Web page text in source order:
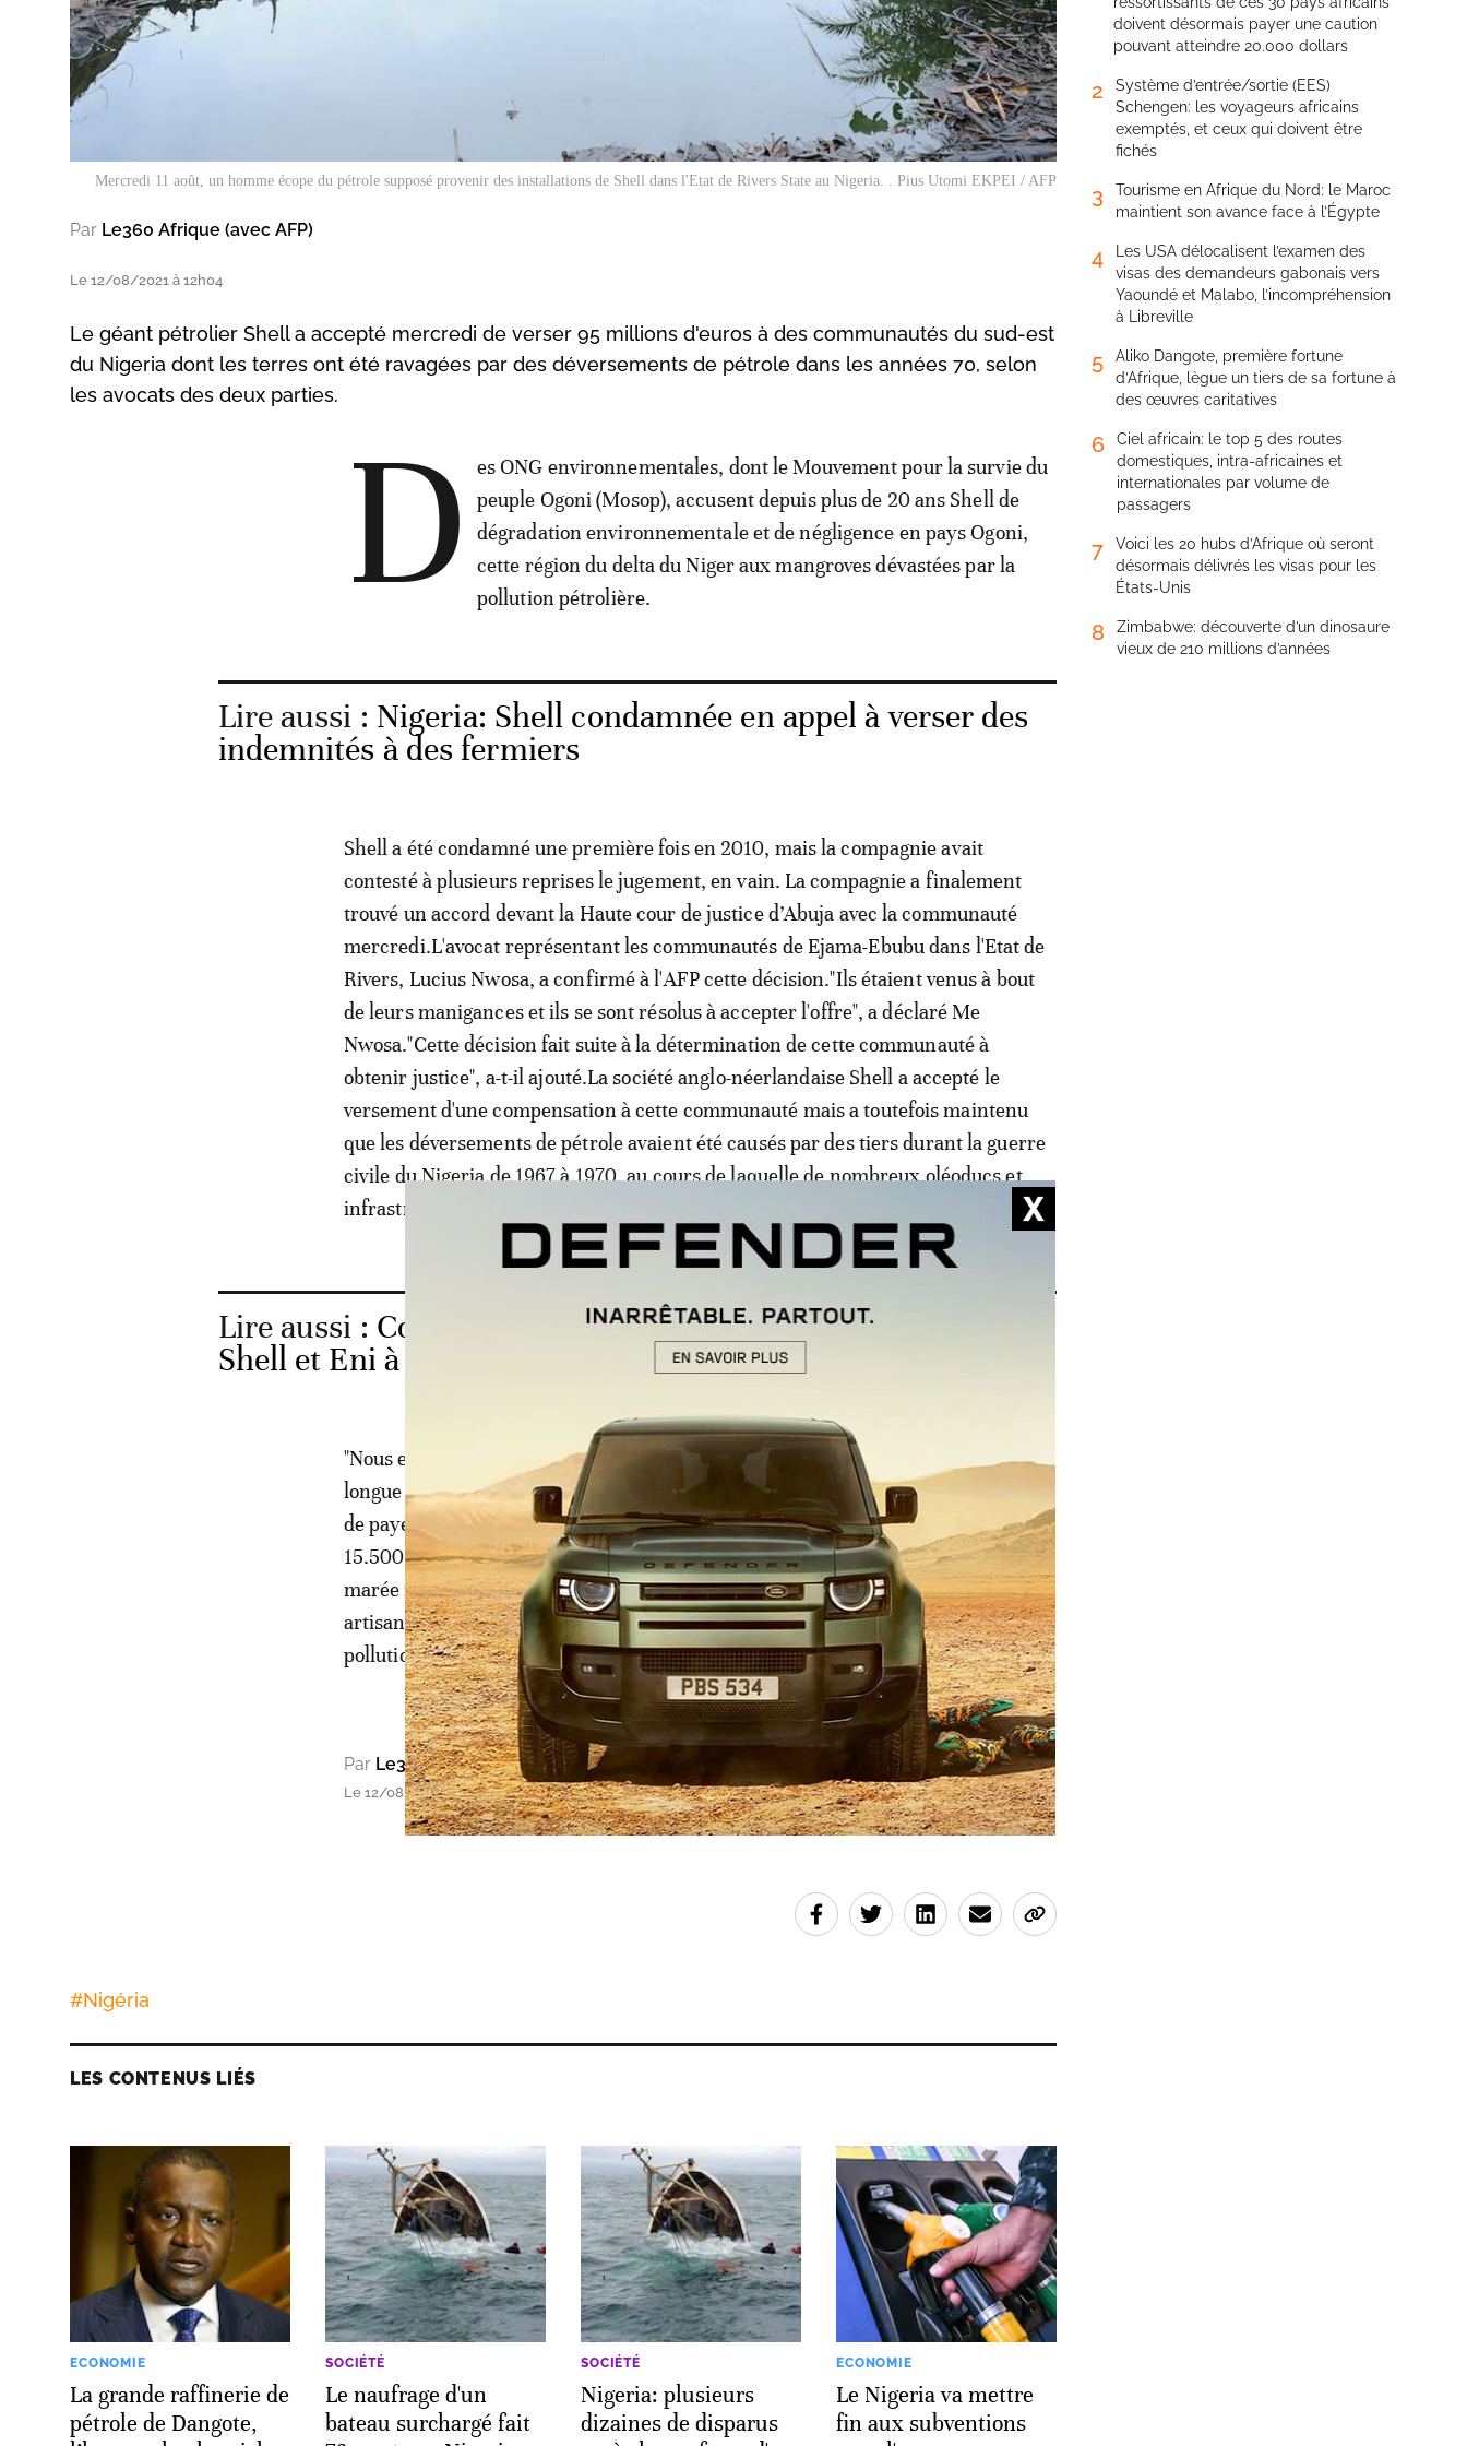
Mercredi 11 août, un homme écope du pétrole supposé provenir des installations de Shell dans l'Etat de Rivers State au Nigeria. . Pius Utomi EKPEI / AFP
Par Le360 Afrique (avec AFP)
Le 12/08/2021 à 12h04
Le géant pétrolier Shell a accepté mercredi de verser 95 millions d'euros à des communautés du sud-est
du Nigeria dont les terres ont été ravagées par des déversements de pétrole dans les années 70, selon
les avocats des deux parties.
D
es ONG environnementales, dont le Mouvement pour la survie du
peuple Ogoni (Mosop), accusent depuis plus de 20 ans Shell de
dégradation environnementale et de négligence en pays Ogoni,
cette région du delta du Niger aux mangroves dévastées par la
pollution pétrolière.
Lire aussi : Nigeria: Shell condamnée en appel à verser des
indemnités à des fermiers
Shell a été condamné une première fois en 2010, mais la compagnie avait
contesté à plusieurs reprises le jugement, en vain. La compagnie a finalement
trouvé un accord devant la Haute cour de justice d’Abuja avec la communauté
mercredi.L'avocat représentant les communautés de Ejama-Ebubu dans l'Etat de
Rivers, Lucius Nwosa, a confirmé à l'AFP cette décision."Ils étaient venus à bout
de leurs manigances et ils se sont résolus à accepter l'offre", a déclaré Me
Nwosa."Cette décision fait suite à la détermination de cette communauté à
obtenir justice", a-t-il ajouté.La société anglo-néerlandaise Shell a accepté le
versement d'une compensation à cette communauté mais a toutefois maintenu
que les déversements de pétrole avaient été causés par des tiers durant la guerre
civile du Nigeria de 1967 à 1970, au cours de laquelle de nombreux oléoducs et
infrastructures ont été endommagés.
Lire aussi : Corruption: le Nigéria porte enfin plainte contre
Shell et Eni à Londres
"Nous espérons que ce jugement fournira les fondations pour répondre à la
longue et durable injustice subie par le peuple Ogoni".En 2015, Shell avait accepté
de payer 70 millions de dollars (63 millions d'euros) de compensation à quelque
15.500 habitants dans l'Ogoniland et a accepté de commencer le nettoyage d'une
marée noire en 2008, même si la compagnie a toujours assuré que les sabotages
artisanaux par les habitants des oléoducs étaient les premières causes de
pollution.
Par Le360 Afrique (avec AFP)
Le 12/08/2021 à 12h04
#Nigéria
LES CONTENUS LIÉS
ECONOMIE
La grande raffinerie de
pétrole de Dangote,
SOCIÉTÉ
Le naufrage d'un
bateau surchargé fait
SOCIÉTÉ
Nigeria: plusieurs
dizaines de disparus
ECONOMIE
Le Nigeria va mettre
fin aux subventions
doivent désormais payer une caution
pouvant atteindre 20.000 dollars
2
Système d’entrée/sortie (EES)
Schengen: les voyageurs africains
exemptés, et ceux qui doivent être
fichés
3
Tourisme en Afrique du Nord: le Maroc
maintient son avance face à l’Égypte
4
Les USA délocalisent l’examen des
visas des demandeurs gabonais vers
Yaoundé et Malabo, l’incompréhension
à Libreville
5
Aliko Dangote, première fortune
d’Afrique, lègue un tiers de sa fortune à
des œuvres caritatives
6
Ciel africain: le top 5 des routes
domestiques, intra-africaines et
internationales par volume de
passagers
7
Voici les 20 hubs d’Afrique où seront
désormais délivrés les visas pour les
États-Unis
8
Zimbabwe: découverte d’un dinosaure
vieux de 210 millions d’années